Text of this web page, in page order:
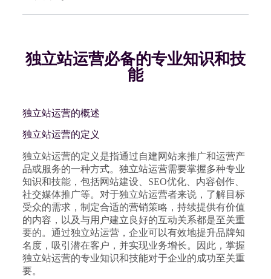
独立站运营必备的专业知识和技
能
独立站运营的概述
独立站运营的定义
独立站运营的定义是指通过自建网站来推广和运营产
品或服务的一种方式。独立站运营需要掌握多种专业
知识和技能，包括网站建设、SEO优化、内容创作、
社交媒体推广等。对于独立站运营者来说，了解目标
受众的需求，制定合适的营销策略，持续提供有价值
的内容，以及与用户建立良好的互动关系都是至关重
要的。通过独立站运营，企业可以有效地提升品牌知
名度，吸引潜在客户，并实现业务增长。因此，掌握
独立站运营的专业知识和技能对于企业的成功至关重
要。